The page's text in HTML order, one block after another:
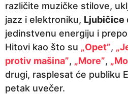
različite muzičke stilove,
jazz i elektroniku, Ljubičice
jedinstvenu energiju i
Hitovi kao što su „Opet”,
protiv mašina”, „More”,
drugi, rasplesat će publiku
petak uvečer.